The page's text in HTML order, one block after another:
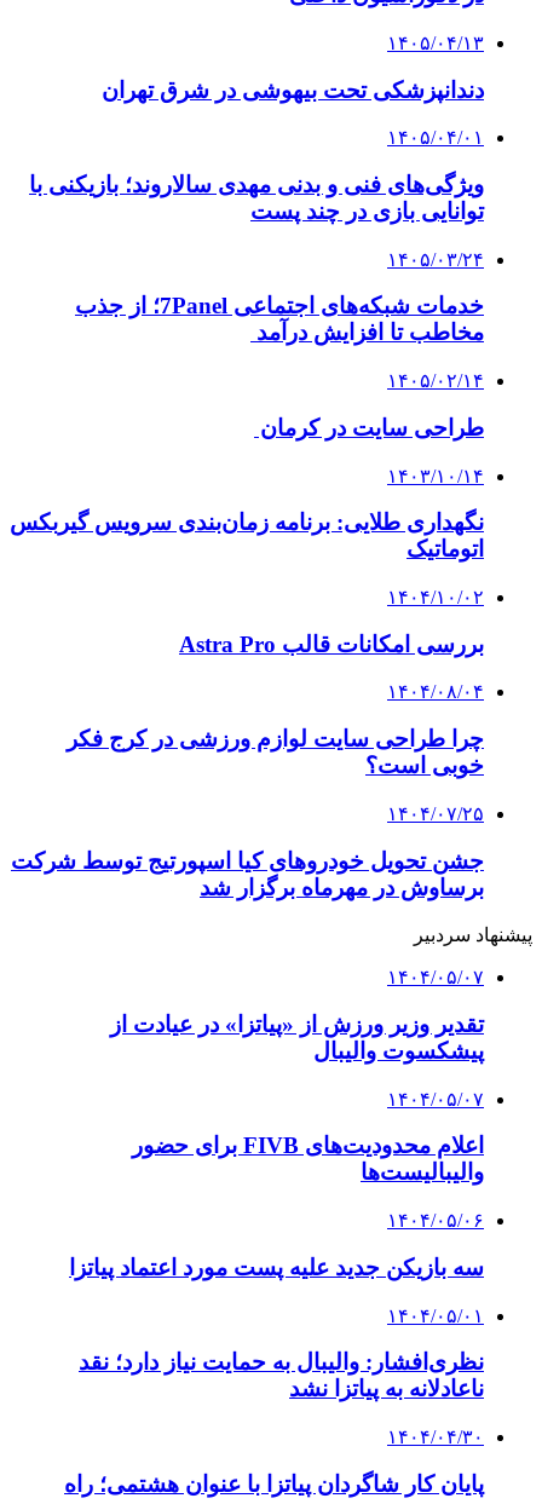
۱۴۰۵/۰۴/۱۳
دندانپزشکی تحت بیهوشی در شرق تهران
۱۴۰۵/۰۴/۰۱
ویژگی‌های فنی و بدنی مهدی سالاروند؛ بازیکنی با
توانایی بازی در چند پست
۱۴۰۵/۰۳/۲۴
خدمات شبکه‌های اجتماعی 7Panel؛ از جذب
مخاطب تا افزایش درآمد
۱۴۰۵/۰۲/۱۴
طراحی سایت در کرمان
۱۴۰۳/۱۰/۱۴
نگهداری طلایی: برنامه زمان‌بندی سرویس گیربکس
اتوماتیک
۱۴۰۴/۱۰/۰۲
بررسی امکانات قالب Astra Pro
۱۴۰۴/۰۸/۰۴
چرا طراحی سایت لوازم ورزشی در کرج فکر
خوبی است؟
۱۴۰۴/۰۷/۲۵
جشن تحویل خودروهای کیا اسپورتیج توسط شرکت
برساوش در مهرماه برگزار شد
پیشنهاد سردبیر
۱۴۰۴/۰۵/۰۷
تقدیر وزیر ورزش از «پیاتزا» در عیادت از
پیشکسوت والیبال
۱۴۰۴/۰۵/۰۷
اعلام محدودیت‌های FIVB برای حضور
والیبالیست‌ها
۱۴۰۴/۰۵/۰۶
سه بازیکن جدید علیه پست مورد اعتماد پیاتزا
۱۴۰۴/۰۵/۰۱
نظری‌افشار: والیبال به حمایت نیاز دارد؛ نقد
ناعادلانه به پیاتزا نشد
۱۴۰۴/۰۴/۳۰
پایان کار شاگردان پیاتزا با عنوان هشتمی؛ راه